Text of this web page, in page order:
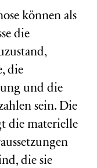
können als
die
die
und die
sein. Die
die materielle
die sie